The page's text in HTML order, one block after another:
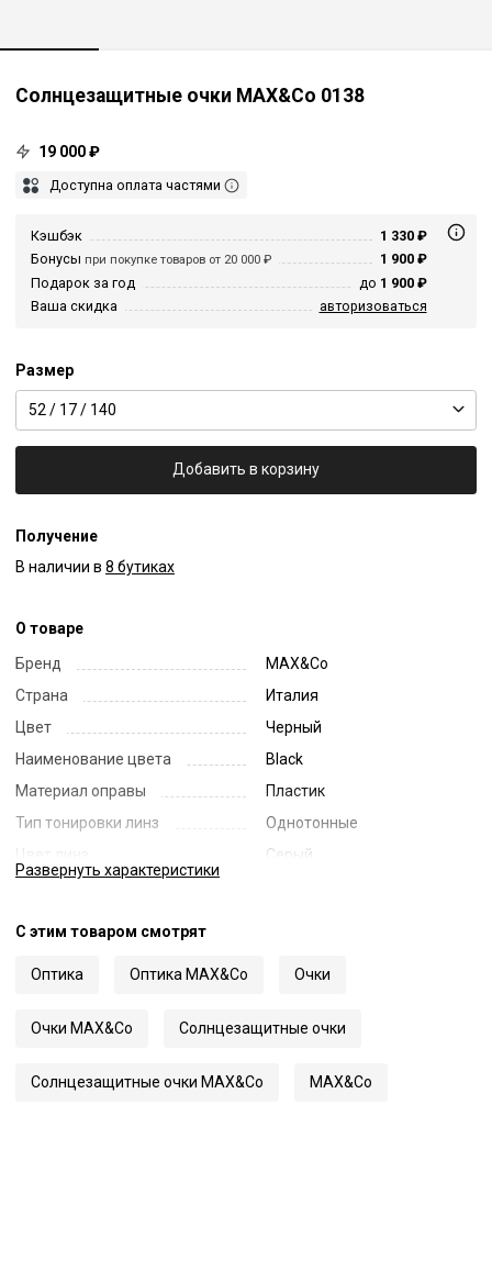
Солнцезащитные очки MAX&Co 0138
19 000 ₽
Доступна оплата частями
Кэшбэк
1 330 ₽
Бонусы при покупке товаров от 20 000 ₽
1 900 ₽
Подарок за год
до 1 900 ₽
Ваша скидка
авторизоваться
Размер
52 / 17 / 140
Добавить в корзину
Получение
В наличии в 8 бутиках
О товаре
Бренд
MAX&Co
Страна
Италия
Цвет
Черный
Наименование цвета
Black
Материал оправы
Пластик
Тип тонировки линз
Однотонные
Серый
Длина заушника
Развернуть характеристики
С этим товаром смотрят
Оптика Оптика MAX&Co Очки
Очки MAX&Co Солнцезащитные очки
Солнцезащитные очки MAX&Co MAX&Co